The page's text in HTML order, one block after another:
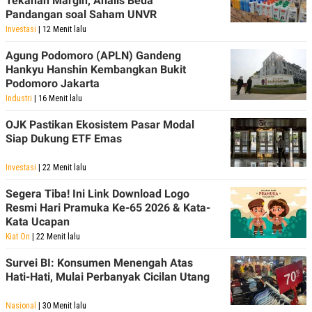
Pandangan soal Saham UNVR
Investasi | 12 Menit lalu
Agung Podomoro (APLN) Gandeng
Hankyu Hanshin Kembangkan Bukit
Podomoro Jakarta
Industri | 16 Menit lalu
OJK Pastikan Ekosistem Pasar Modal
Siap Dukung ETF Emas
Investasi | 22 Menit lalu
Segera Tiba! Ini Link Download Logo
Resmi Hari Pramuka Ke-65 2026 & Kata-
Kata Ucapan
Kiat On | 22 Menit lalu
Survei BI: Konsumen Menengah Atas
Hati-Hati, Mulai Perbanyak Cicilan Utang
Nasional | 30 Menit lalu